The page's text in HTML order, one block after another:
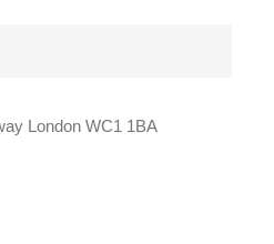
London WC1 1BA